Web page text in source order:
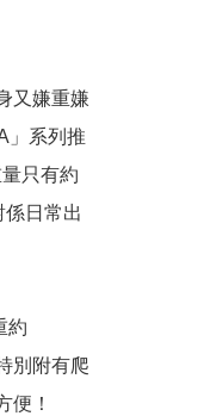
又嫌重嫌
」系列推
只有約
日常出
約
別附有爬
便！